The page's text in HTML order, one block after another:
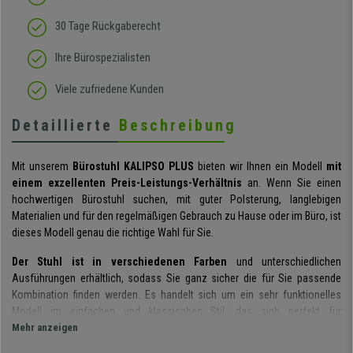
30 Tage Rückgaberecht
Ihre Bürospezialisten
Viele zufriedene Kunden
Detaillierte Beschreibung
Mit unserem Bürostuhl KALIPSO PLUS bieten wir Ihnen ein Modell mit
einem exzellenten Preis-Leistungs-Verhältnis an. Wenn Sie einen
hochwertigen Bürostuhl suchen, mit guter Polsterung, langlebigen
Materialien und für den regelmäßigen Gebrauch zu Hause oder im Büro, ist
dieses Modell genau die richtige Wahl für Sie.
Der Stuhl ist in verschiedenen Farben und unterschiedlichen
Ausführungen erhältlich, sodass Sie ganz sicher die für Sie passende
Kombination finden werden. Es handelt sich um ein sehr funktionelles
Modell im einfachen und klassischen Stil, das sich perfekt für
den täglichen Gebrauch im Büro oder zu Hause eignet.
Mehr anzeigen